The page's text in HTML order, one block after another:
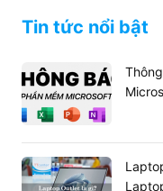
Tin tức nổi bật